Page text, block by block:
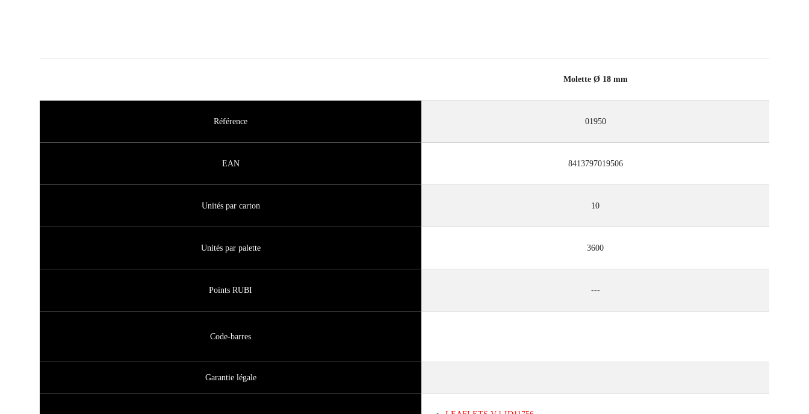
Molette Ø 18 mm
Référence 01950
EAN 8413797019506
Unités par carton 10
Unités par palette 3600
Points RUBI ---
Code-barres
Garantie légale